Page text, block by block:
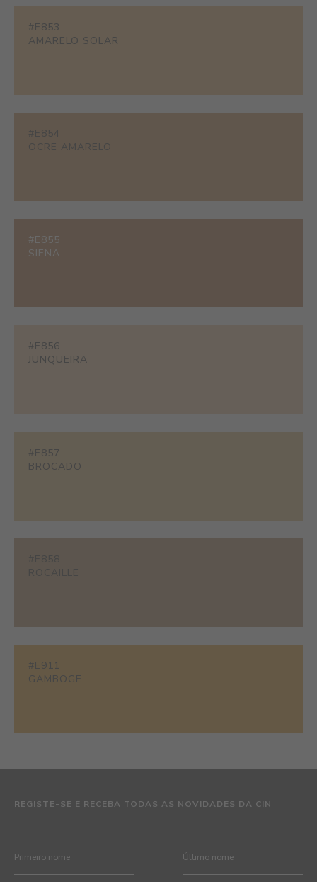
#E853
AMARELO SOLAR
#E854
OCRE AMARELO
#E855
SIENA
#E856
JUNQUEIRA
#E857
BROCADO
#E911
GAMBOGE
REGISTE-SE E RECEBA TODAS AS NOVIDADES DA CIN